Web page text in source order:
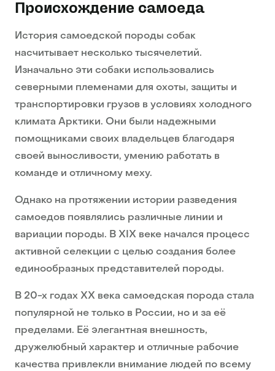
Происхождение самоеда
История самоедской породы собак
насчитывает несколько тысячелетий.
Изначально эти собаки использовались
северными племенами для охоты, защиты и
транспортировки грузов в условиях холодного
климата Арктики. Они были надежными
помощниками своих владельцев благодаря
своей выносливости, умению работать в
команде и отличному меху.
Однако на протяжении истории разведения
самоедов появлялись различные линии и
вариации породы. В XIX веке начался процесс
активной селекции с целью создания более
единообразных представителей породы.
В 20-х годах XX века самоедская порода стала
популярной не только в России, но и за её
пределами. Её элегантная внешность,
дружелюбный характер и отличные рабочие
качества привлекли внимание людей по всему